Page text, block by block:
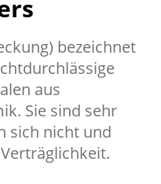
bezeichnet
aus
Sie sind sehr
sich nicht und